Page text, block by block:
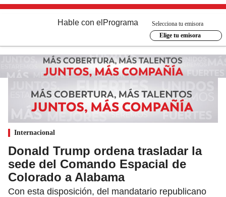
Hable con el Programa
Selecciona tu emisora
Elige tu emisora
Internacional
Donald Trump ordena trasladar la
sede del Comando Espacial de
Colorado a Alabama
Con esta disposición, del mandatario republicano